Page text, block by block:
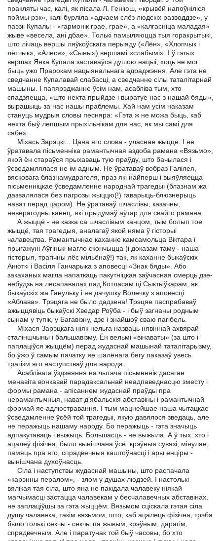
пракляты час, калі, як пісала Л. Геніюш, «крывёй напоўніліся
поймы рэк», калі бурліла «адчаем слёз людскіх разводдзе», у
паэзіі Купалы - «гармонік грае, грае», а «калгасніца маладая»
жыве «весела, ані дбае». Толькі памыляюцца тыя горакрытыкі,
што лічаць вершы ляўкоўскага перыяду («Лён», «Хлопчык і
лётчык», «Алеся», «Сыны») вершамі «слабымі». I ў гэтых
вершах Янка Купала заставаўся душою нацыі, хоць не мог
быць ужо Прарокам нацыянальнага адраджэння. Але гэта не
сведчанне Купалавай слабасці, а сведчанне сілы таталітарнай
машыны. I папярэджанне ўсім нам, асабліва тым, хто
спадзяецца, «што нехта прыйдзе і выратуе нас з нашай бяды»,
вырашыць за нас нашы праблемы. Хай нам усім наказам
стануць мудрыя словы песняра: «Гэта ж не можа быць, каб
нехта быў лепшым прыхільнікам для нас, як мы самі для
сябе».
Міхась Зарэцкі... Цана яго слова - уласнае жыццё. I не
ўратавала пісьменніка рамантычная аздоба рамана «Вязьмо»,
якой ён стараўся прыхаваць тую праўду, што бачылася і
ўсведамлялася не ім адным. Не ўратаваў вобраз Галілея,
вясковага блазнамудрагеля, праз які найперш і выяўляецца
пісьменніцкае ўсведамленне народнай трагедыі (блазнам жа
дазвалялася без пагрозы жыццю(!) гаварыць-блюзнерыць
нават перад царом). Не ўратаваў шчаслівы, казачны,
неверагодны канец, які прыдумаў аўтар для свайго рамана.
А жыццё - не казка са шчаслівым канцом, тым болып тое
жыццё, тая трагедыя, аналагаў якой няма ў гісторыі
чалавецтва. Рамантычнае каханне камсамольца Віктара і
прыгажуні Аўгінькі магло скончыцца (і доказам таму - наша
гісторыя, трагічны лёс мільёнаў!) так, як каханне быкаўскіх
Анюткі і Васіля Ганчарыка з аповесці «Знак бяды». Або
закаханых магла напаткаць пакутніцкая заўчасная смерць дзе-
небудзь на лесапавалах пад Котласам ці Сыктыўкарам, як
быкаўскіх жа Ганульку і яе дачушку Волечку з аповесці
«Аблава». Трэцяга не было дадзена! Трэцяе паспрабаваў
ажыццявіць быкаўскі Хведар Роўба - і быў загнаны родным
сынам у тупік, у Багавізну, дзе і знайшоў сваю пагібель.
Міхася Зарэцкага ніяк нельга назваць нявіннай ахвярай
сталіншчыны і бальшавізму. Ён вельмі «вінаваты» (за што і
паплаціўся жыццём) перад жудаснай машынай таталітарызму,
бо ўжо ў самым пачатку яе шалёнага бегу паказаў увесь
трагізм яго наступстваў для народа.
Асаблівага ўздзеяння на чытача пісьменнік дасягае
менавіта вонкавай парадаксальнай неадпаведнасцю зместу і
формы рамана - апісаннем жудаснай праўды пра
нерамантычныя, нават д'ябальскія абставіны і рамантычнай
формай яе адлюстравання. I тым мацнейшае наша чытацкае
ўсведамленне ўсёй той трагедыі, якую давялося зведаць, але
не перажыць нашаму народу. Бо перажыць - гэта значыць
адпакутаваць і выжыць. Большасць - не выжыла. А ў тых, хто і
ацалеў фізічна, было вынішчана ўсё: крэўныя сувязі, мінулае,
памяць пра яго, спрадвечныя каштоўнасці і ары енціры -
вынішчана духоўнасць.
Сіла і наступствы жудаснай машыны, што распачала
«карэнны пералом», - злом у душах людзей. I настолькі
вялікая тая сіла, што яна не пакідала чалавеку ніякай
магчымасці застацца чалавекам у бесчалавечных абставінах,
не заплаціўшы за гэта жыццём. Вязьмом сціскала гэтая сіла
душу чалавека, такім вязьмом, што, каб ацалець фізічна, трэба
было толькі секчы - секчы па жывым, крэўным, дарагім,
спрадвечным. Але і паратунак той быў часовы, бо хто